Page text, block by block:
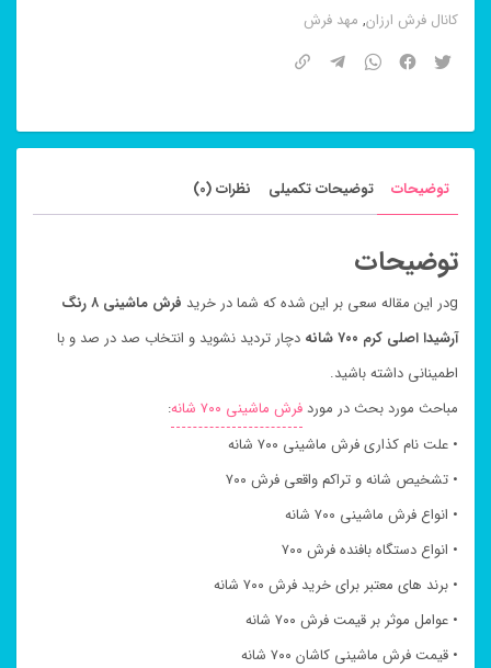
۷۰۰
کانال فرش ارزان, مهد فرش
توضیحات توضیحات تکمیلی نظرات (0)
توضیحات
gدر این مقاله سعی بر این شده که شما در خرید
فرش ماشینی ۸ رنگ
آرشیدا اصلی کرم ۷۰۰ شانه
دچار تردید نشوید و انتخاب صد در صد و با
اطمینانی داشته باشید.
مباحث مورد بحث در موردفرش ماشینی ۷۰۰ شانه
:
• علت نام کذاری فرش ماشینی ۷۰۰ شانه
• تشخیص شانه و تراکم واقعی فرش ۷۰۰
• انواع فرش ماشینی ۷۰۰ شانه
• انواع دستگاه بافنده فرش ۷۰۰
• برند های معتبر برای خرید فرش ۷۰۰ شانه
• عوامل موثر بر قیمت فرش ۷۰۰ شانه
• قیمت فرش ماشینی کاشان ۷۰۰ شانه